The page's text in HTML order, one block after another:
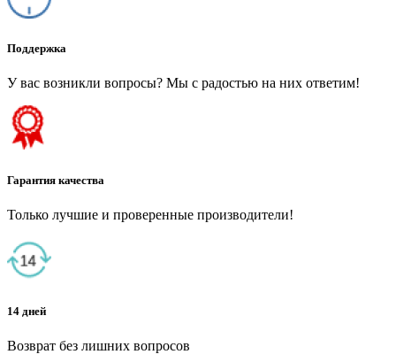
Поддержка
У вас возникли вопросы? Мы с радостью на них ответим!
Гарантия качества
Только лучшие и проверенные производители!
14 дней
Возврат без лишних вопросов